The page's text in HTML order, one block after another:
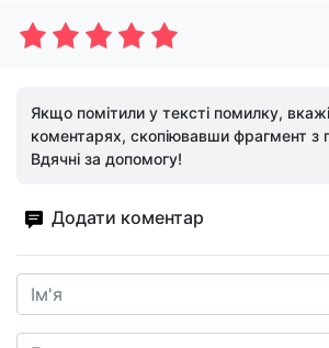
Якщо помітили у тексті помилку,
коментарях, скопіювавши фрагмент з
Вдячні за допомогу!
Додати коментар